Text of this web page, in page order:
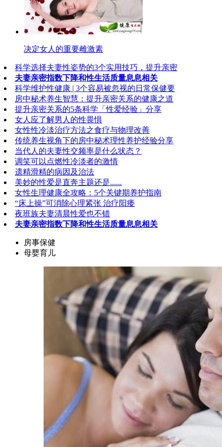
决定女人的重要雌激素
科学选择夫妻性姿势的3个实用技巧，提升亲密
夫妻亲密指数下降和性生活质量息息相关
科学维护性健康 | 3个容易被忽视的日常保健要
房中秘术养生智慧：提升亲密关系的健康之道
提升亲密关系的5条科学「性爱经验」分享
女人应了解男人的性畏惧
女性性冷淡治疗方法之食疗与物理改善
传统养生视角下的房中秘术理性养护经验分享
当代人的夫妻性交频率是什么状态？
调笑可以点燃性冷淡者的激情
遗精滑精的病因及治法
美妙的性爱是直奔主题还是......
女性生理健康全攻略：5个关键期养护指南
“床上操”可消除心理紧张 治疗阳痿
夜班族夫妻清晨性爱也不错
夫妻亲密指数下降和性生活质量息息相关
房事保健
母婴育儿